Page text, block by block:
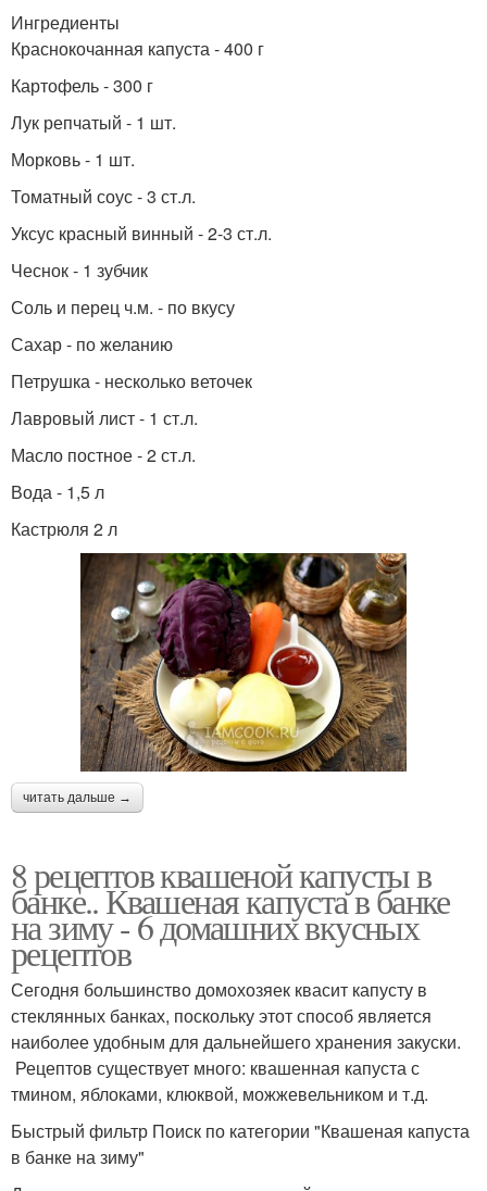
Ингредиенты
Краснокочанная капуста - 400 г
Картофель - 300 г
Лук репчатый - 1 шт.
Морковь - 1 шт.
Томатный соус - 3 ст.л.
Уксус красный винный - 2-3 ст.л.
Чеснок - 1 зубчик
Соль и перец ч.м. - по вкусу
Сахар - по желанию
Петрушка - несколько веточек
Лавровый лист - 1 ст.л.
Масло постное - 2 ст.л.
Вода - 1,5 л
Кастрюля 2 л
читать дальше →
8 рецептов квашеной капусты в
банке.. Квашеная капуста в банке
на зиму - 6 домашних вкусных
рецептов
Сегодня большинство домохозяек квасит капусту в
стеклянных банках, поскольку этот способ является
наиболее удобным для дальнейшего хранения закуски.
Рецептов существует много: квашенная капуста с
тмином, яблоками, клюквой, можжевельником и т.д.
Быстрый фильтр Поиск по категории "Квашеная капуста
в банке на зиму"